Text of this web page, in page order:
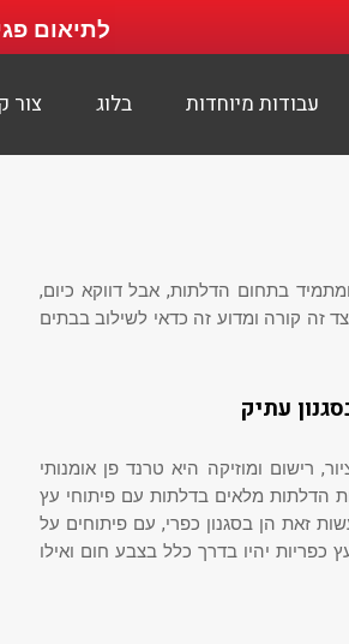
לתיאום
עבודות מיוחדות בלוג צור
בתחום הדלתות, אבל דווקא כיום,
זה קורה ומדוע זה כדאי לשילוב בבתים
עתיק
רישום ומוזיקה היא טרנד פן אומנותי
הדלתות מלאים בדלתות עם פיתוחי עץ
זאת הן בסגנון כפרי, עם פיתוחים על
כפריות יהיו בדרך כלל בצבע חום ואילו